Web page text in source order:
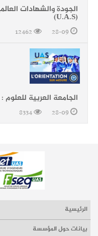
الجودة والشهادات
(U.A.S)
الجامعة العربية للعلوم :
الرئيسية
بيانات حول المؤسسة